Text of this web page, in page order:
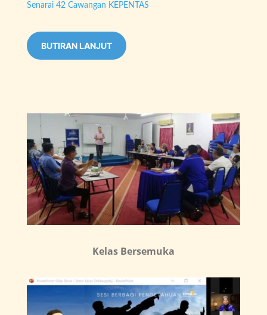
Senarai 42 Cawangan KEPENTAS
BUTIRAN LANJUT
Kelas Bersemuka